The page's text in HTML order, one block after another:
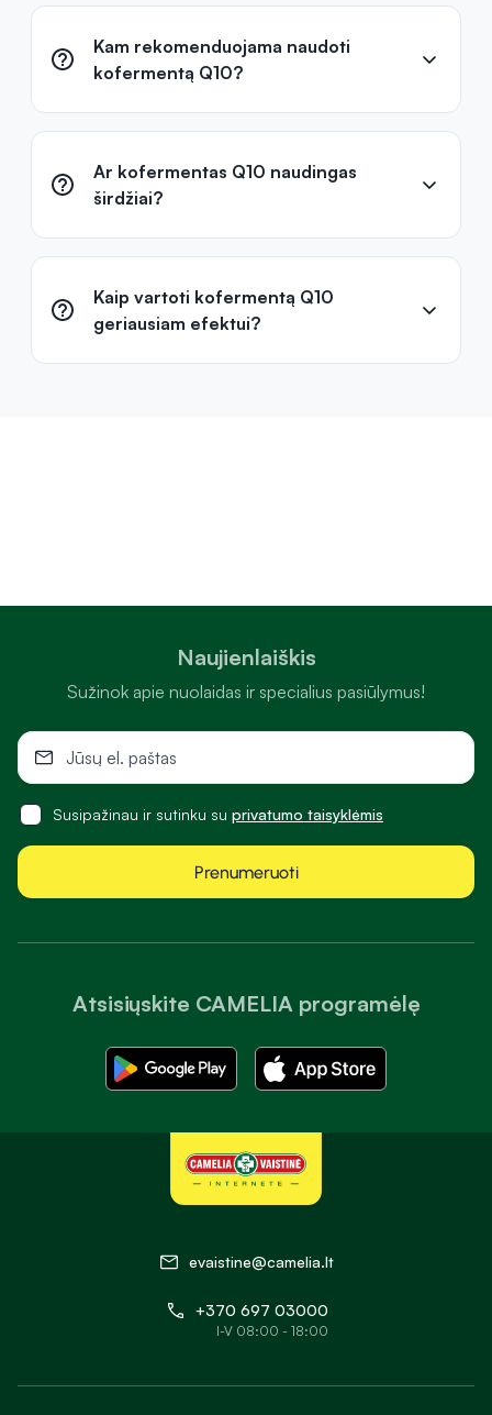
Kam rekomenduojama naudoti
kofermentą Q10?
Ar kofermentas Q10 naudingas
širdžiai?
Kaip vartoti kofermentą Q10
geriausiam efektui?
Atsisiųskite CAMELIA programėlę
Naujienlaiškis
Sužinok apie nuolaidas ir specialius pasiūlymus!
Susipažinau ir sutinku su privatumo taisyklėmis
Prenumeruoti
evaistine@camelia.lt
+370 697 03000
I-V 08:00 - 18:00